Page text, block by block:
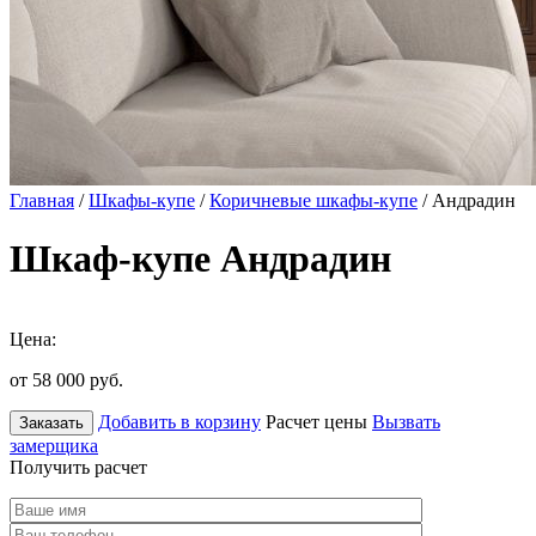
Главная /Шкафы-купе /Коричневые шкафы-купе / Андрадин
Шкаф-купе Андрадин
Цена:
от 58 000 руб.
Заказать Добавить в корзину Расчет цены Вызвать
замерщика
Получить расчет